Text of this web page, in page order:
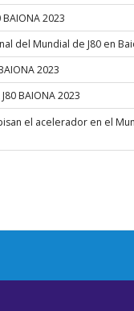
BAIONA 2023
del Mundial de J80 en
2023
J80 BAIONA 2023
el acelerador en el